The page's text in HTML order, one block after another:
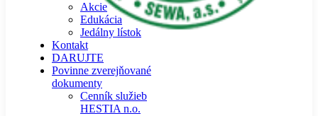
Akcie
Edukácia
Jedálny lístok
Kontakt
DARUJTE
Povinne zverejňované
dokumenty
Cenník služieb
HESTIA n.o.